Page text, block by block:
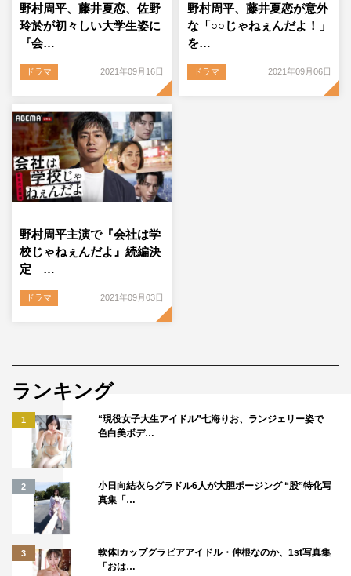
野村周平、藤井夏恋、佐野
玲於が初々しい大学生姿に
『会…
ドラマ 2021年09月16日
野村周平、藤井夏恋が意外
な「○○じゃねぇんだよ！」
を…
ドラマ 2021年09月06日
野村周平主演で『会社は学
校じゃねぇんだよ』続編決
定 …
ドラマ 2021年09月03日
ランキング
1
“現役女子大生アイドル”七海りお、ランジェリー姿で
色白美ボデ…
2
小日向結衣らグラドル6人が大胆ポージング “股”特化写
真集「…
3
軟体Iカップグラビアアイドル・仲根なのか、1st写真集
「おは…